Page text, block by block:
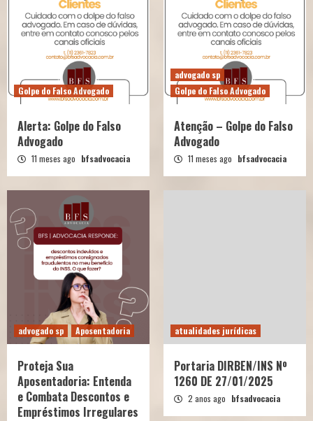
Golpe do Falso Advogado
Alerta: Golpe do Falso
Advogado
11 meses ago bfsadvocacia
advogado sp
Golpe do Falso Advogado
Atenção – Golpe do Falso
Advogado
11 meses ago bfsadvocacia
advogado sp Aposentadoria
Proteja Sua
Aposentadoria: Entenda
e Combata Descontos e
Empréstimos Irregulares
atualidades jurídicas
Portaria DIRBEN/INS Nº
1260 DE 27/01/2025
2 anos ago bfsadvocacia